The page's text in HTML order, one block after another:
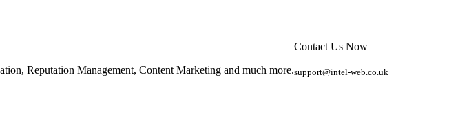
Reputation Management, Content Marketing and much more.
Contact Us Now
support@intel-web.co.uk